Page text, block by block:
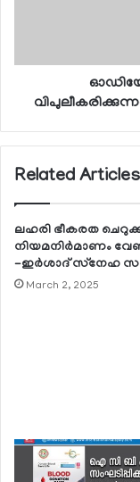
Related Articles
ലഹരി ഭീകരത
നിയമനിര്‍മാണം
-ഇര്‍ശാദ് സ്‌നേഹ
March 2, 2025